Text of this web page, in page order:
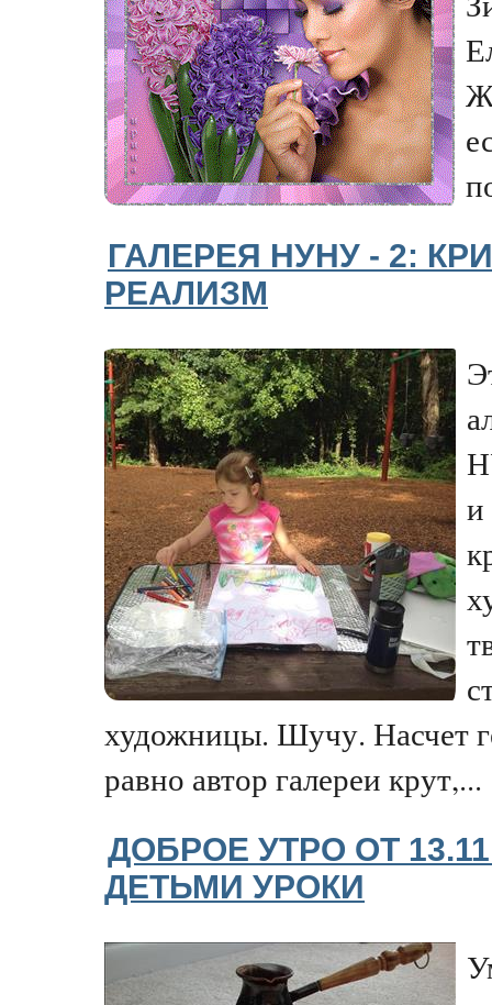
ГАЛЕРЕЯ НУНУ - 2:
РЕАЛИЗМ
и
художницы. Шучу. Насчет
равно автор галереи крут,...
ДОБРОЕ УТРО ОТ
ДЕТЬМИ УРОКИ